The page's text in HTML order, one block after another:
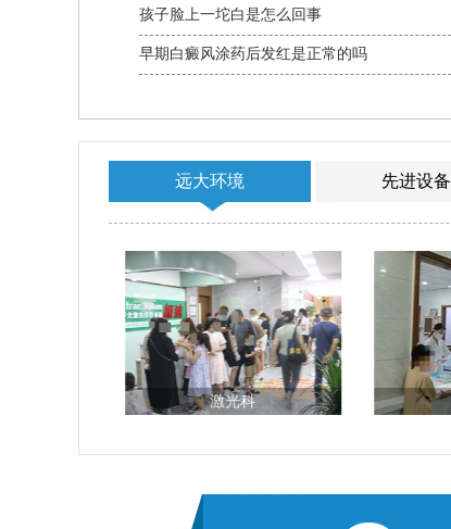
孩子脸上一坨白是怎么回事
早期白癜风涂药后发红是正常的吗
远大环境 先进设备
激光科